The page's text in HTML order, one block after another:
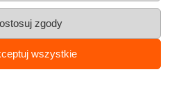
produktu jest:
Kokos
Informacje
zgody
wszystkie